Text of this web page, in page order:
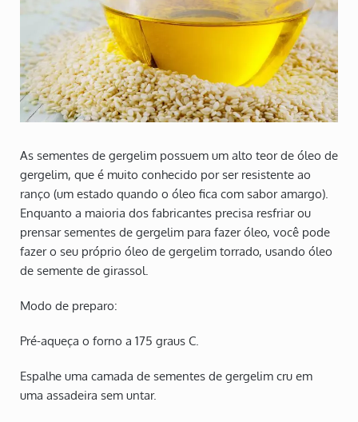
As sementes de gergelim possuem um alto teor de óleo de
gergelim, que é muito conhecido por ser resistente ao
ranço (um estado quando o óleo fica com sabor amargo).
Enquanto a maioria dos fabricantes precisa resfriar ou
prensar sementes de gergelim para fazer óleo, você pode
fazer o seu próprio óleo de gergelim torrado, usando óleo
de semente de girassol.
Modo de preparo:
Pré-aqueça o forno a 175 graus C.
Espalhe uma camada de sementes de gergelim cru em
uma assadeira sem untar.